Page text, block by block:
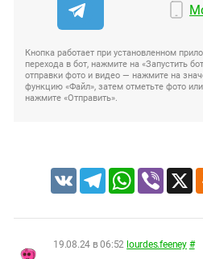
Кнопка работает при установленном
перехода в бот, нажмите на «Запустить
отправки фото и видео — нажмите на
функцию «Файл», затем отметьте фото
нажмите «Отправить».
VK TelegramWhatsApp
Viber X
19.08.24 в 06:52 lourdes.feeney #